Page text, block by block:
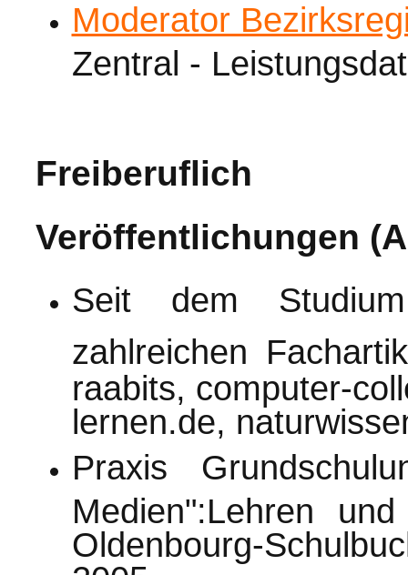
Moderator
Zentral -
Freiberuflich
Veröffentlichungen
Seit dem
zahlreichen
raabits, computer-
lernen.de,
Praxis
Medien":Lehren
Oldenbourg-